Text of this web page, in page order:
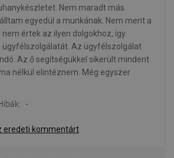
Nem maradt más
egyedül a munkának. Nem ment a
nem értek az ilyen dolgokhoz, így
ügyfélszolgálatát. Az ügyfélszolgálat
Az ő segítségükkel sikerült mindent
nélkül elintéznem. Még egyszer
-
eredeti kommentárt